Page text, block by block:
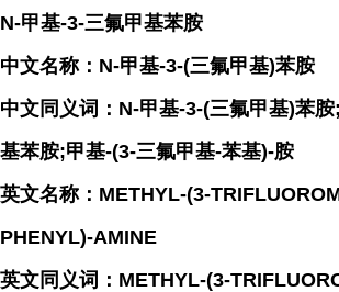
N-甲基-3-三氟甲基苯胺
中文名称：N-甲基-3-(三氟甲基)苯胺
中文同义词：N-甲基-3-(三氟甲基)苯
基苯胺;甲基-(3-三氟甲基-苯基)-胺
英文名称：METHYL-(3-
PHENYL)-AMINE
英文同义词：METHYL-(3-